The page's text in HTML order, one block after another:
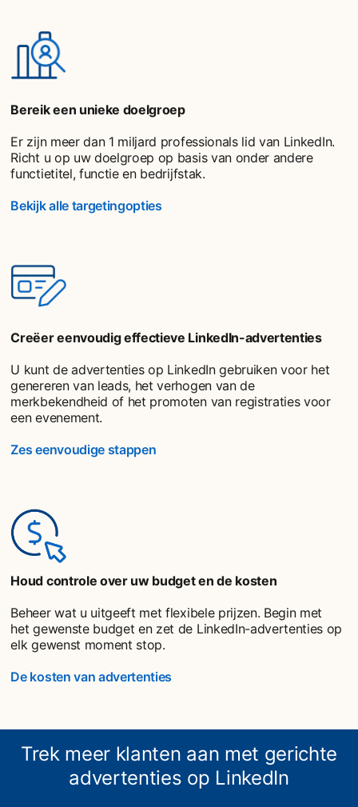
Bereik een unieke doelgroep
Er zijn meer dan 1 miljard professionals lid van LinkedIn.
Richt u op uw doelgroep op basis van onder andere
functietitel, functie en bedrijfstak.
Bekijk alle targetingopties
Creëer eenvoudig effectieve LinkedIn-advertenties
U kunt de advertenties op LinkedIn gebruiken voor het
genereren van leads, het verhogen van de
merkbekendheid of het promoten van registraties voor
een evenement.
Zes eenvoudige stappen
Houd controle over uw budget en de kosten
Beheer wat u uitgeeft met flexibele prijzen. Begin met
het gewenste budget en zet de LinkedIn-advertenties op
elk gewenst moment stop.
De kosten van advertenties
Trek meer klanten aan met gerichte
advertenties op LinkedIn